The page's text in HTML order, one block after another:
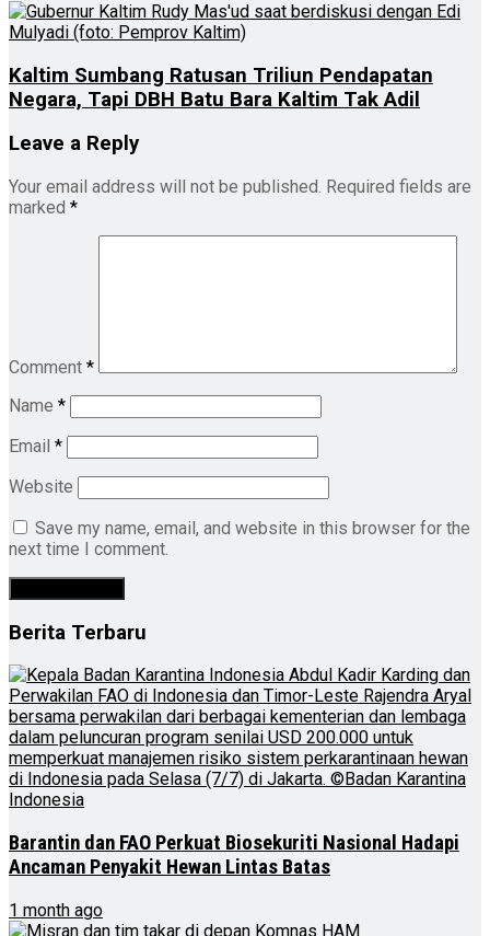
Kaltim Sumbang Ratusan Triliun Pendapatan
Negara, Tapi DBH Batu Bara Kaltim Tak Adil
Leave a Reply
Your email address will not be published. Required fields are
marked *
Comment *
Name *
Email *
Website
Save my name, email, and website in this browser for the
next time I comment.
Berita Terbaru
Barantin dan FAO Perkuat Biosekuriti Nasional Hadapi
Ancaman Penyakit Hewan Lintas Batas
1 month ago